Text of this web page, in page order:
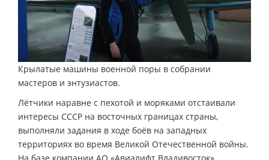
Крылатые машины военной поры в собрании
мастеров и энтузиастов.
Лётчики наравне с пехотой и моряками отстаивали
интересы СССР на восточных границах страны,
выполняли задания в ходе боёв на западных
территориях во время Великой Отечественной войны.
На базе компании АО «Авиалифт Владивосток»